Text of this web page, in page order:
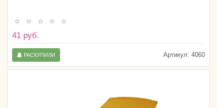
41 руб.
Артикул: 4060
РАСКУПИЛИ